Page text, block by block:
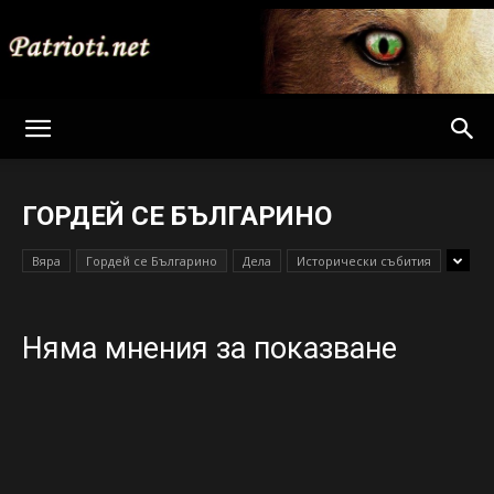
ГОРДЕЙ СЕ БЪЛГАРИНО
Вяра Гордей се Българино Дела Исторически събития
Няма мнения за показване